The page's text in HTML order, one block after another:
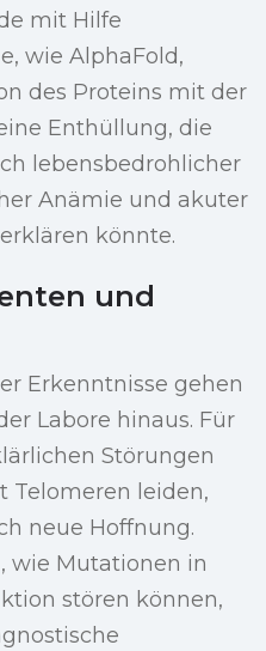
mit Hilfe
wie AlphaFold,
des Proteins mit der
Enthüllung, die
lebensbedrohlicher
Anämie und akuter
könnte.
und
Erkenntnisse gehen
Labore hinaus. Für
Störungen
Telomeren leiden,
neue Hoffnung.
wie Mutationen in
stören können,